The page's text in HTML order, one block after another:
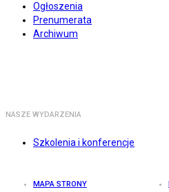
Ogłoszenia
Prenumerata
Archiwum
NASZE WYDARZENIA
Szkolenia i konferencje
MAPA STRONY